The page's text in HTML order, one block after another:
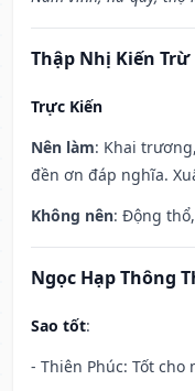
Thập Nhị Kiến Trừ
Trực Kiến
Nên làm: Khai
đền ơn đáp nghĩa.
Không nên: Động
Ngọc Hạp Thông
Sao tốt:
- Thiên Phúc: Tốt cho